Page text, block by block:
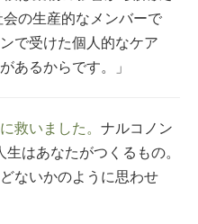
の生産的なメンバーで
で受けた個人的なケア
あるからです。」
救いました。 ナルコノン
はあなたがつくるもの。
ないかのように思わせ